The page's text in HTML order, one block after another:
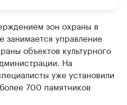
зон охраны в
занимается управление
объектов культурного
На
уже установили
700 памятников